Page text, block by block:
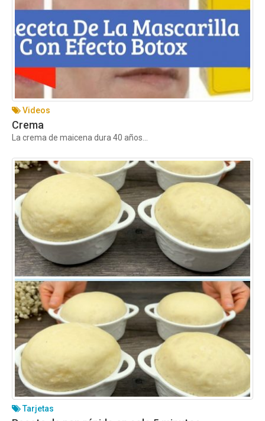
Videos
Crema
La crema de maicena dura 40 años...
Tarjetas